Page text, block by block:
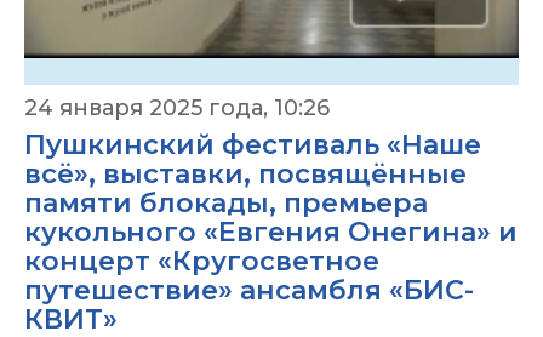
24 января 2025 года, 10:26
Пушкинский фестиваль «Наше
всё», выставки, посвящённые
памяти блокады, премьера
кукольного «Евгения Онегина» и
концерт «Кругосветное
путешествие» ансамбля «БИС-
КВИТ»